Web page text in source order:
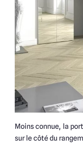
Moins connue, la
sur le côté du